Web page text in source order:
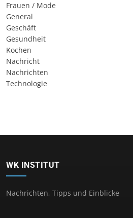
Frauen / Mode
General
Geschäft
Gesundheit
Kochen
Nachricht
Nachrichten
Technologie
WK INSTITUT
Nachrichten, Tipps und Einblicke